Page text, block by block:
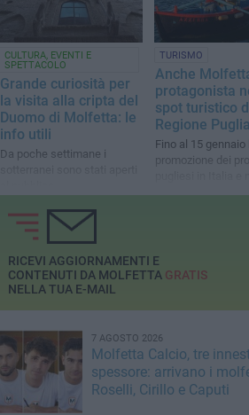
CULTURA, EVENTI E
SPETTACOLO
Grande curiosità per
la visita alla cripta del
Duomo di Molfetta: le
info utili
Da poche settimane i
TURISMO
Anche
protagonista
spot turistico
Regione Puglia
Fino al 15 gennaio
promozione dei
pugliesi in Italia e
RICEVI AGGIORNAMENTI E
CONTENUTI DA MOLFETTA GRATIS
NELLA TUA E-MAIL
7 AGOSTO 2026
Molfetta Calcio, tre
spessore: arrivano i
Roselli, Cirillo e Caputi